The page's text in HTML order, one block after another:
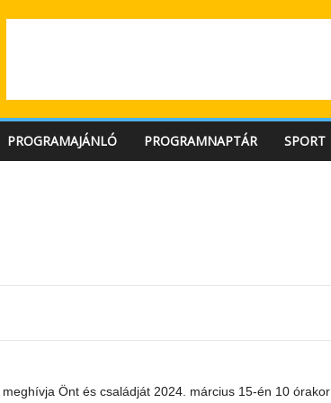
PROGRAMAJÁNLÓ PROGRAMNAPTÁR SPORT
Önt és családját 2024. március 15-én 10 órakor